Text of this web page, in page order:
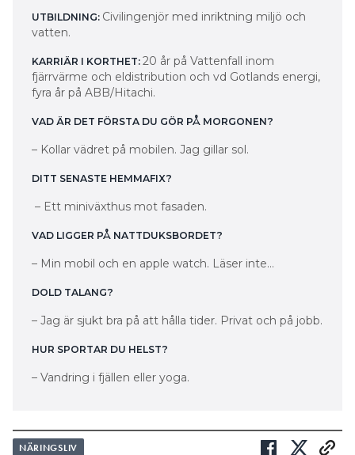
UTBILDNING: Civilingenjör med inriktning miljö och
vatten.
KARRIÄR I KORTHET: 20 år på Vattenfall inom
fjärrvärme och eldistribution och vd Gotlands energi,
fyra år på ABB/Hitachi.
VAD ÄR DET FÖRSTA DU GÖR PÅ MORGONEN?
– Kollar vädret på mobilen. Jag gillar sol.
DITT SENASTE HEMMAFIX?
– Ett miniväxthus mot fasaden.
VAD LIGGER PÅ NATTDUKSBORDET?
– Min mobil och en apple watch. Läser inte…
DOLD TALANG?
– Jag är sjukt bra på att hålla tider. Privat och på jobb.
HUR SPORTAR DU HELST?
– Vandring i fjällen eller yoga.
NÄRINGSLIV